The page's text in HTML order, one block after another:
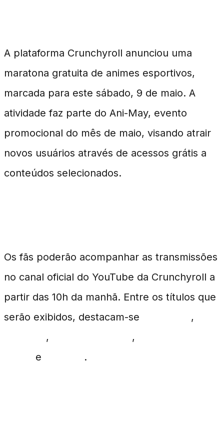
A plataforma Crunchyroll anunciou uma
maratona gratuita de animes esportivos,
marcada para este sábado, 9 de maio. A
atividade faz parte do Ani-May, evento
promocional do mês de maio, visando atrair
novos usuários através de acessos grátis a
conteúdos selecionados.
Os fãs poderão acompanhar as transmissões
no canal oficial do YouTube da Crunchyroll a
partir das 10h da manhã. Entre os títulos que
serão exibidos, destacam-se
,
, ,
e .